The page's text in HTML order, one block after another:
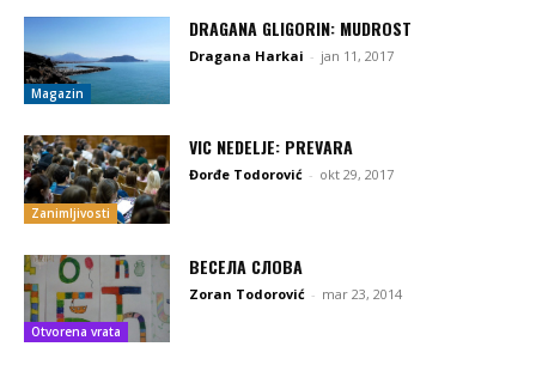
Magazin
DRAGANA GLIGORIN: MUDROST
Dragana Harkai - jan 11, 2017
Zanimljivosti
VIC NEDELJE: PREVARA
Đorđe Todorović - okt 29, 2017
Otvorena vrata
ВЕСЕЛА СЛОВА
Zoran Todorović - mar 23, 2014